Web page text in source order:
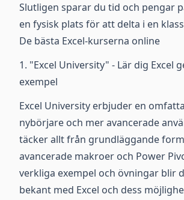
Slutligen sparar du tid och pengar
en fysisk plats för att delta i en
De bästa Excel-kurserna online
1. "Excel University" - Lär dig Excel
exempel
Excel University erbjuder en
nybörjare och mer avancerade
täcker allt från grundläggande
avancerade makroer och Power
verkliga exempel och övningar blir
bekant med Excel och dess